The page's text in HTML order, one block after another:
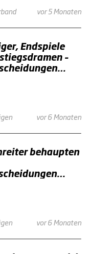
vor 5 Monaten
Endspiele
–
vor 6 Monaten
behaupten
vor 6 Monaten